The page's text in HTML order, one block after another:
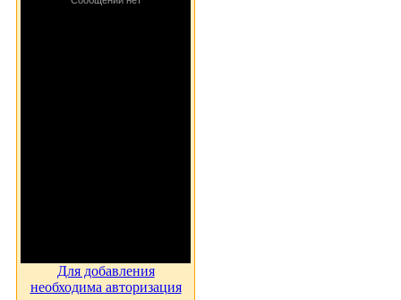
Для добавления
необходима авторизация